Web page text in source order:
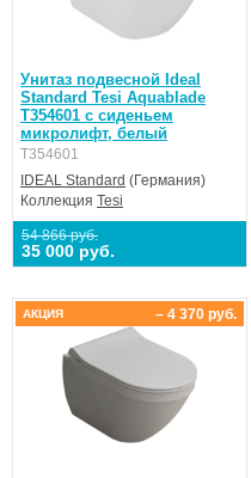
Унитаз подвесной Ideal
Standard Tesi Aquablade
T354601 с сиденьем
микролифт, белый
T354601
IDEAL Standard (Германия)
Коллекция Tesi
54 866 руб.
35 000 руб.
– 4 370 руб.
АКЦИЯ